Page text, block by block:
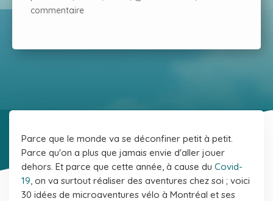
commentaire
Parce que le monde va se déconfiner petit à petit.
Parce qu'on a plus que jamais envie d'aller jouer
dehors. Et parce que cette année, à cause du Covid-
19, on va surtout réaliser des aventures chez soi ; voici
30 idées de microaventures vélo à Montréal et ses